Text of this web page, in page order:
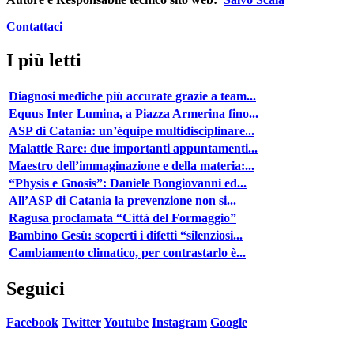
Contattaci
I più letti
Diagnosi mediche più accurate grazie a team...
Equus Inter Lumina, a Piazza Armerina fino...
ASP di Catania: un’équipe multidisciplinare...
Malattie Rare: due importanti appuntamenti...
Maestro dell’immaginazione e della materia:...
“Physis e Gnosis”: Daniele Bongiovanni ed...
All’ASP di Catania la prevenzione non si...
Ragusa proclamata “Città del Formaggio”
Bambino Gesù: scoperti i difetti “silenziosi...
Cambiamento climatico, per contrastarlo è...
Seguici
Facebook TwitterYoutube Instagram Google